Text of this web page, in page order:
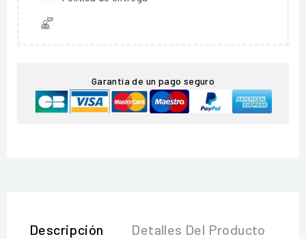
Garantía de un pago seguro
Descripción Detalles Del Producto